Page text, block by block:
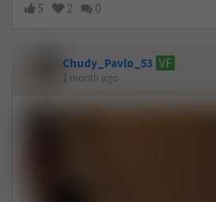
5 2 0
Chudy_Pavlo_53 VF
1 month ago